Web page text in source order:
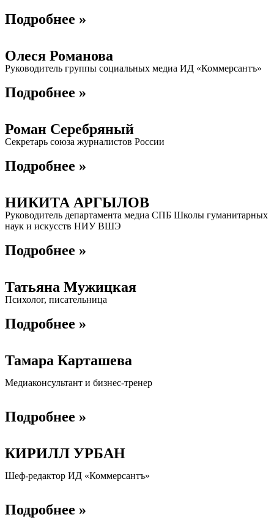
Подробнее »
Олеся Романова
Руководитель группы социальных медиа ИД «Коммерсантъ»
Подробнее »
Роман Серебряный
Секретарь союза журналистов России
Подробнее »
НИКИТА АРГЫЛОВ
Руководитель департамента медиа СПБ Школы гуманитарных
наук и искусств НИУ ВШЭ
Подробнее »
Татьяна Мужицкая
Психолог, писательница
Подробнее »
Тамара Карташева
Медиаконсультант и бизнес-тренер
Подробнее »
КИРИЛЛ УРБАН
Шеф-редактор ИД «Коммерсантъ»
Подробнее »